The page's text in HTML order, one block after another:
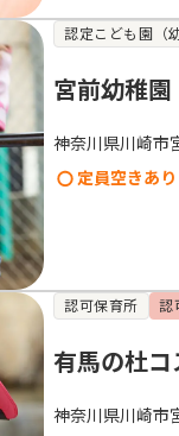
認定こども園（
宮前幼稚園
神奈川県川崎市
定員空きあり
認可保育所 認
有馬の杜
神奈川県川崎市